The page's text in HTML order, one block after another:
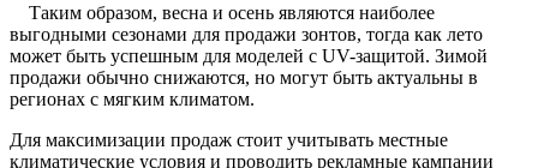
Таким образом, весна и осень являются наиболее
выгодными сезонами для продажи зонтов, тогда как лето
может быть успешным для моделей с UV-защитой. Зимой
продажи обычно снижаются, но могут быть актуальны в
регионах с мягким климатом.
Для максимизации продаж стоит учитывать местные
климатические условия и проводить рекламные кампании